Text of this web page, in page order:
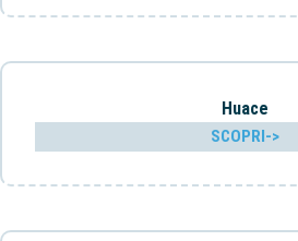
Huace
SCOPRI->